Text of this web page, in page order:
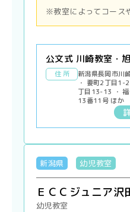
※教室によってコース
公文式 川崎教室・
住 所
新潟県長岡市川
・ 要町2丁目1-
丁目13-13 ・
13番11号 ほか
新潟県 幼児教室
ＥＣＣジュニア沢
幼児教室